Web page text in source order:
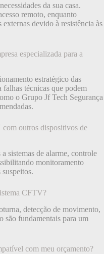
da sua casa.
remoto, enquanto
externas devido à resistência às
especializada para a
estratégico das
falhas técnicas que podem
o Grupo Jf Tech Segurança
outros dispositivos de
sistemas de alarme, controle
monitoramento
CFTV?
detecção de movimento,
são fundamentais para um
com meu orçamento?